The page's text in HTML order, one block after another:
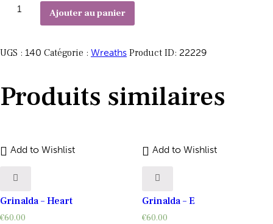
quantité
-
Ajouter au panier
UGS : 140 Catégorie : Wreaths Product ID: 22229
Produits similaires
Add to Wishlist
Grinalda – Heart
€60.00
Add to Wishlist
Grinalda – E
€60.00